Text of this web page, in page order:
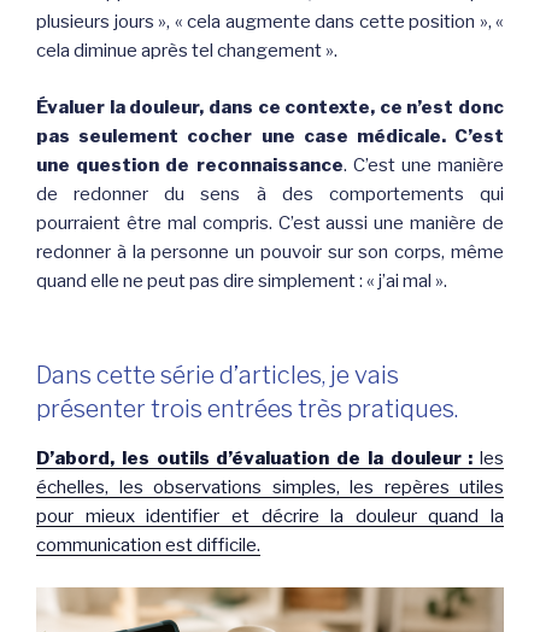
plusieurs jours », « cela augmente dans cette position », «
cela diminue après tel changement ».
Évaluer la douleur, dans ce contexte, ce n’est donc
pas seulement cocher une case médicale. C’est
une question de reconnaissance. C’est une manière
de redonner du sens à des comportements qui
pourraient être mal compris. C’est aussi une manière de
redonner à la personne un pouvoir sur son corps, même
quand elle ne peut pas dire simplement : « j’ai mal ».
Dans cette série d’articles, je vais
présenter trois entrées très pratiques.
D’abord, les outils d’évaluation de la douleur : les
échelles, les observations simples, les repères utiles
pour mieux identifier et décrire la douleur quand la
communication est difficile.